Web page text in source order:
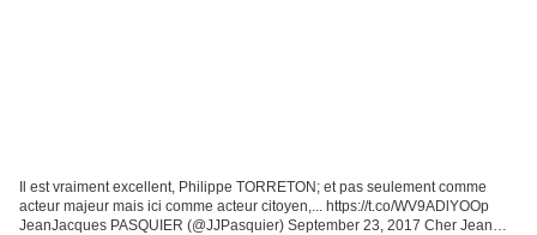
Il est vraiment excellent, Philippe TORRETON; et pas seulement comme
acteur majeur mais ici comme acteur citoyen,... https://t.co/WV9ADlYOOp
JeanJacques PASQUIER (@JJPasquier) September 23, 2017 Cher Jean